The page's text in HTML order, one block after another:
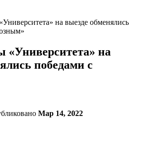
на выезде обменялись
«Университета» на
победами с
Мар 14, 2022